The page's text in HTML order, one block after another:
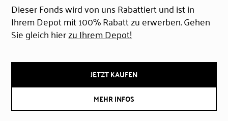
Dieser Fonds wird von uns Rabattiert und ist in
Ihrem Depot mit 100% Rabatt zu erwerben. Gehen
Sie gleich hierzu Ihrem Depot!
JETZT KAUFEN
MEHR INFOS